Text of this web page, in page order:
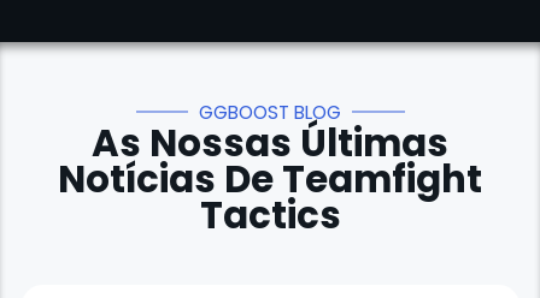
GGBOOST BLOG
As Nossas Últimas
Notícias De Teamfight
Tactics